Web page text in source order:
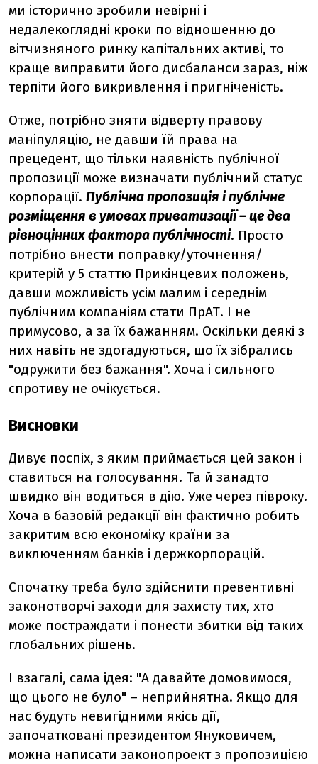
ми історично зробили невірні і
недалекоглядні кроки по відношенню до
вітчизняного ринку капітальних активі, то
краще виправити його дисбаланси зараз, ніж
терпіти його викривлення і пригніченість.
Отже, потрібно зняти відверту правову
маніпуляцію, не давши їй права на
прецедент, що тільки наявність публічної
пропозиції може визначати публічний статус
корпорації. Публічна пропозиція і публічне
розміщення в умовах приватизації – це два
рівноцінних фактора публічності. Просто
потрібно внести поправку/уточнення/
критерій у 5 статтю Прикінцевих положень,
давши можливість усім малим і середнім
публічним компаніям стати ПрАТ. І не
примусово, а за їх бажанням. Оскільки деякі з
них навіть не здогадуються, що їх зібрались
"одружити без бажання". Хоча і сильного
спротиву не очікується.
Висновки
Дивує поспіх, з яким приймається цей закон і
ставиться на голосування. Та й занадто
швидко він водиться в дію. Уже через півроку.
Хоча в базовій редакції він фактично робить
закритим всю економіку країни за
виключенням банків і держкорпорацій.
Спочатку треба було здійснити превентивні
законотворчі заходи для захисту тих, хто
може постраждати і понести збитки від таких
глобальних рішень.
І взагалі, сама ідея: "А давайте домовимося,
що цього не було" – неприйнятна. Якщо для
нас будуть невигідними якісь дії,
започатковані президентом Януковичем,
можна написати законопроект з пропозицією